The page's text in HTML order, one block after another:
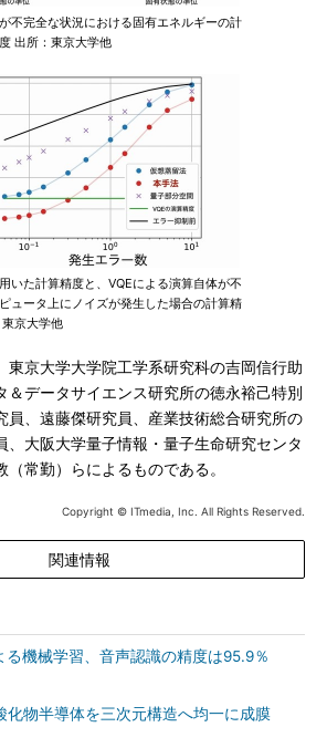
不完全な状況における固有エネルギーの計
出所：東京大学他
いた計算精度と、VQEによる演算自体が不
ュータ上にノイズが発生した場合の計算精
京大学他
京大学大学院工学系研究科の吉岡信行助
＆データサイエンス研究所の徳永裕己特別
員、遠藤傑研究員、産業技術総合研究所の
、大阪大学量子情報・量子生命研究センタ
常勤）らによるものである。
Copyright © ITmedia, Inc. All Rights Reserved.
関連情報
る機械学習、音声認識の精度は95.9％
化物半導体を三次元構造へ均一に成膜